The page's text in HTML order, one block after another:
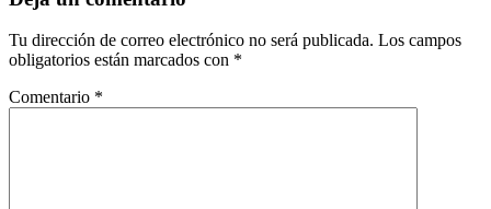
Tu dirección de correo electrónico no será publicada. Los campos
obligatorios están marcados con *
Comentario *